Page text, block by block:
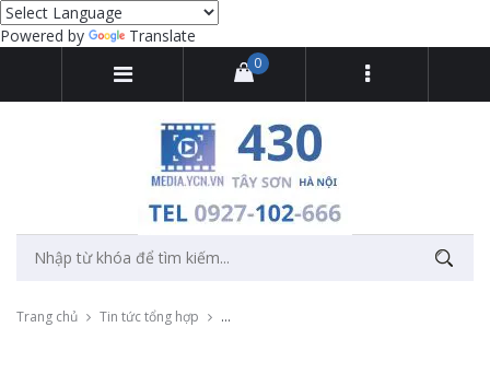
Powered by Translate
0
Trang chủ Tin tức tổng hợp Tổng hợp 25 bức ảnh tưởng là "không